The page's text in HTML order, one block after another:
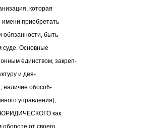
которая
имени приобретать
быть
суде. Основные
единством, закреп-
и дея-
наличие обособ-
управления),
ЮРИДИЧЕСКОГО как
обороте от своего